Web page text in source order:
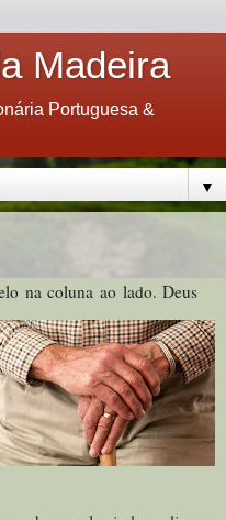
Madeira
Portuguesa &
▼
na coluna ao lado. Deus